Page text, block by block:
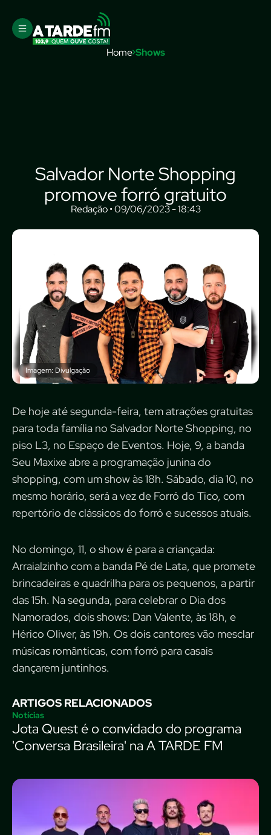
Home Shows
Salvador Norte Shopping
promove forró gratuito
Redação • 09/06/2023 - 18:43
Imagem: Divulgação
De hoje até segunda-feira, tem atrações gratuitas
para toda família no Salvador Norte Shopping, no
piso L3, no Espaço de Eventos. Hoje, 9, a banda
Seu Maxixe abre a programação junina do
shopping, com um show às 18h. Sábado, dia 10, no
mesmo horário, será a vez de Forró do Tico, com
repertório de clássicos do forró e sucessos atuais.
No domingo, 11, o show é para a criançada:
Arraialzinho com a banda Pé de Lata, que promete
brincadeiras e quadrilha para os pequenos, a partir
das 15h. Na segunda, para celebrar o Dia dos
Namorados, dois shows: Dan Valente, às 18h, e
Hérico Oliver, às 19h. Os dois cantores vão mesclar
músicas românticas, com forró para casais
dançarem juntinhos.
ARTIGOS RELACIONADOS
Notícias
Jota Quest é o convidado do programa
'Conversa Brasileira' na A TARDE FM